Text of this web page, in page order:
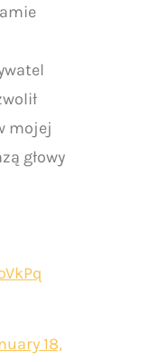
mojej
głowy
18,